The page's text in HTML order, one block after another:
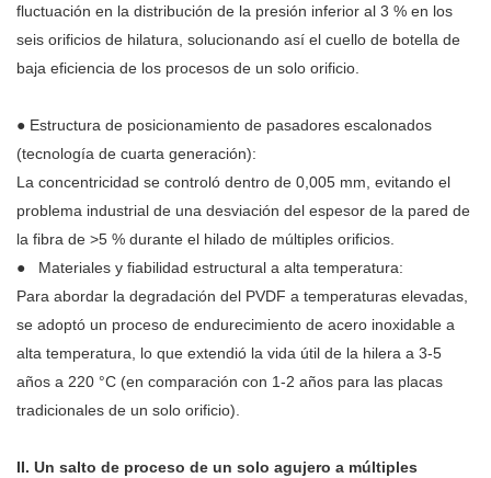
fluctuación en la distribución de la presión inferior al 3 % en los
seis orificios de hilatura, solucionando así el cuello de botella de
baja eficiencia de los procesos de un solo orificio.
● Estructura de posicionamiento de pasadores escalonados
(tecnología de cuarta generación):
La concentricidad se controló dentro de 0,005 mm, evitando el
problema industrial de una desviación del espesor de la pared de
la fibra de >5 % durante el hilado de múltiples orificios.
●
Materiales y fiabilidad estructural a alta temperatura:
Para abordar la degradación del PVDF a temperaturas elevadas,
se adoptó un proceso de endurecimiento de acero inoxidable a
alta temperatura, lo que extendió la vida útil de la hilera a 3-5
años a 220 °C (en comparación con 1-2 años para las placas
tradicionales de un solo orificio).
II. Un salto de proceso de un solo agujero a múltiples